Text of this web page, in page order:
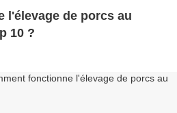
l'élevage de porcs au
10 ?